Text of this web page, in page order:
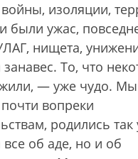
изоляции,
были ужас,
нищета,
То, что
— уже чудо. Мы
вопреки
родились так
все об аде, но и об